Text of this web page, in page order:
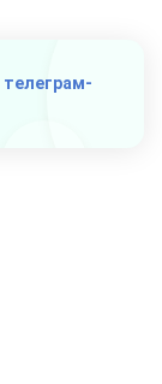
телеграм-